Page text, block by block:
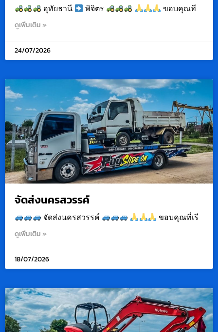
อุทัยธานี พิจิตร ขอบคุณที
ดูเพิ่มเติม »
24/07/2026
จัดส่งนครสวรรค์
จัดส่งนครสวรรค์ ขอบคุณที่เรี
ดูเพิ่มเติม »
18/07/2026